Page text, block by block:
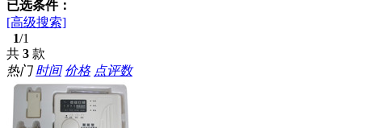
已选条件：
[高级搜索]
1/1
共 3 款
热门 时间 价格 点评数